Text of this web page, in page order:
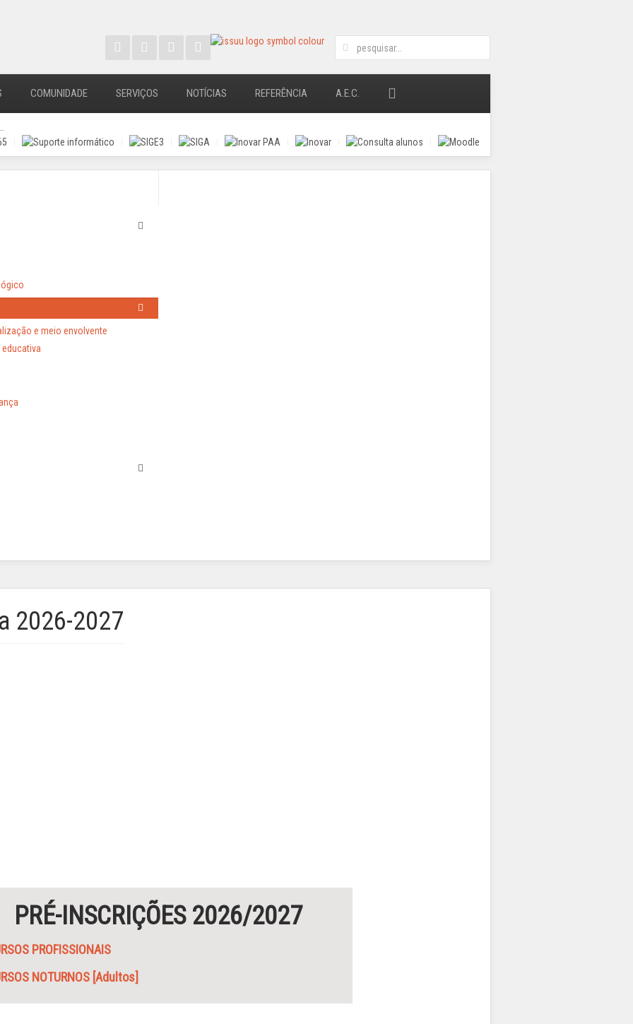
COMUNIDADE SERVIÇOS NOTÍCIAS REFERÊNCIA A.E.C.
e meio envolvente
2026-2027
PRÉ-INSCRIÇÕES 2026/2027
PROFISSIONAIS
NOTURNOS [Adultos]